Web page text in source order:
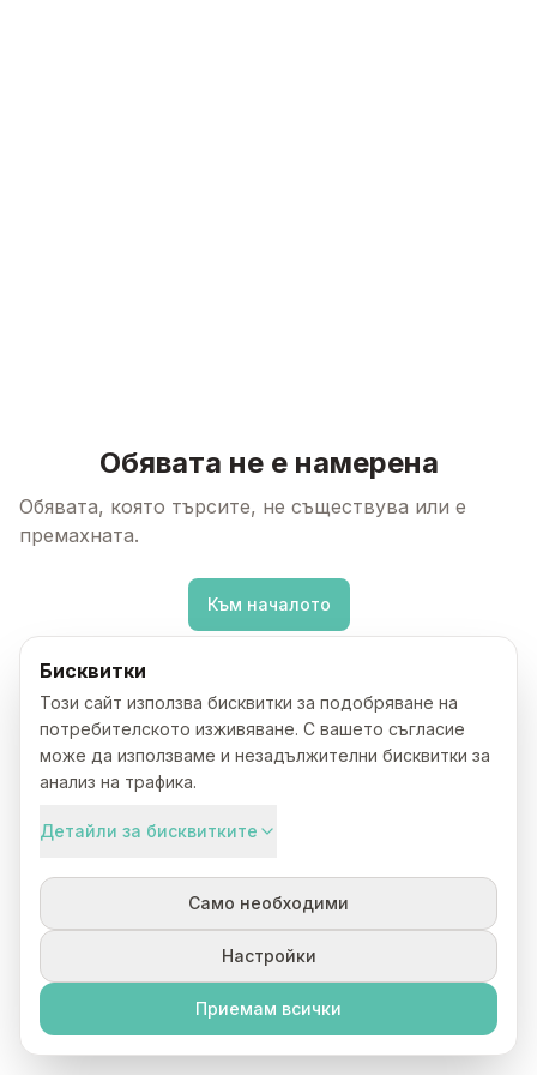
Обявата не е намерена
Обявата, която търсите, не съществува или е
премахната.
Към началото
Бисквитки
Този сайт използва бисквитки за подобряване на
потребителското изживяване. С вашето съгласие
може да използваме и незадължителни бисквитки за
анализ на трафика.
Детайли за бисквитките
Само необходими
Настройки
Приемам всички